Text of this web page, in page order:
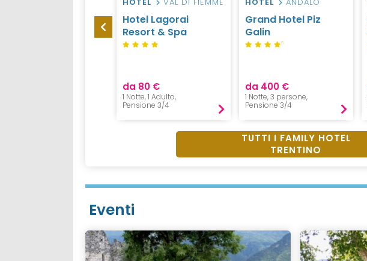
Hotel Lagorai
Resort & Spa
da 80 €
1 Notte, 1 Adulto,
Pensione 3/4
Grand Hotel Piz
Galin
S
da 400 €
1 Notte, 3 persone,
Pensione 3/4
TUTTI I FAMILY HOTEL
TRENTINO
Eventi